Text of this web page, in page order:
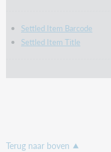
Settled Item Barcode
Settled Item Title
Terug naar boven